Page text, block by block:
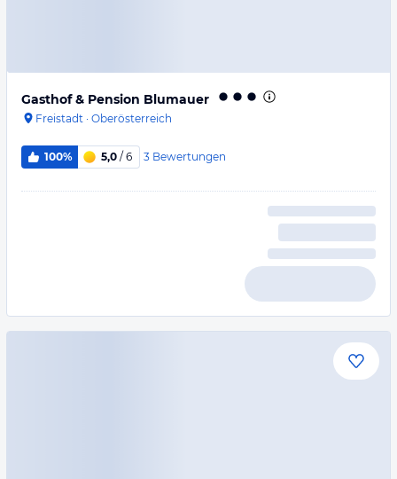
Gasthof & Pension Blumauer
Freistadt · Oberösterreich
100% 5,0 / 6 3 Bewertungen